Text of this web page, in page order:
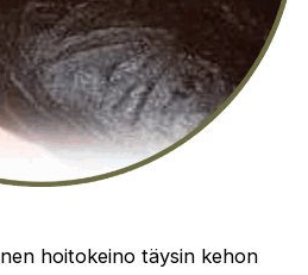
hoitokeino täysin kehon